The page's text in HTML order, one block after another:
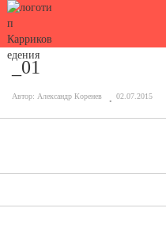
_01
Автор: Александр Коренев 02.07.2015